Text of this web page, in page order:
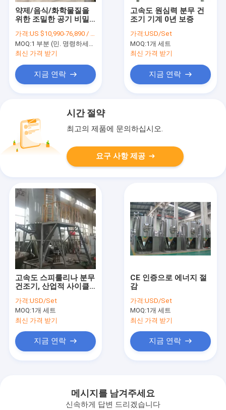
약제/음식/화학물질을
위한 조밀한 공기 비밀
가격:US $10,990-76,890 / Piece
MOQ:1 부분 (민. 명령하세요)
최신 가격 받기
지금 연락
고속도 원심력 분무 건
조기 기계 0년 보증
가격:USD/Set
MOQ:1개 세트
최신 가격 받기
지금 연락
시간 절약
최고의 제품에 문의하십시오.
요구 사항 제공
고속도 스피룰리나 분무
건조기, 산업적 사이클
가격:USD/Set
MOQ:1개 세트
최신 가격 받기
지금 연락
CE 인증으로 에너지 절
감
가격:USD/Set
MOQ:1개 세트
최신 가격 받기
지금 연락
메시지를 남겨주세요
신속하게 답변 드리겠습니다